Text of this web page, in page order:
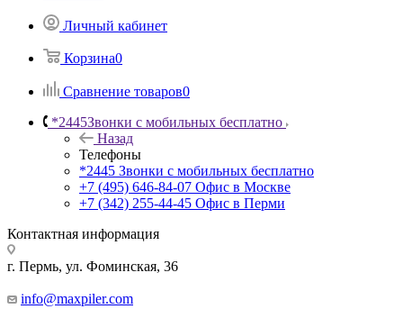
Личный кабинет
Корзина0
Сравнение товаров0
*2445Звонки с мобильных бесплатно
Назад
Телефоны
*2445 Звонки с мобильных бесплатно
+7 (495) 646-84-07 Офис в Москве
+7 (342) 255-44-45 Офис в Перми
Контактная информация
г. Пермь, ул. Фоминская, 36
info@maxpiler.com